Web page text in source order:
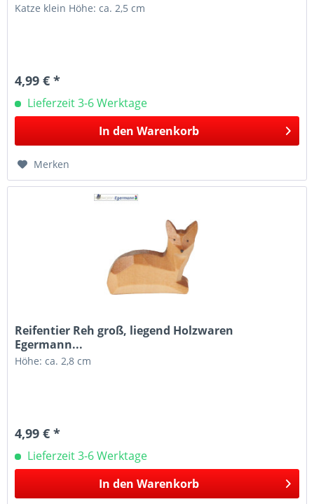
Katze klein Höhe: ca. 2,5 cm
4,99 € *
Lieferzeit 3-6 Werktage
In den Warenkorb
Merken
Reifentier Reh groß, liegend Holzwaren
Egermann...
Höhe: ca. 2,8 cm
4,99 € *
Lieferzeit 3-6 Werktage
In den Warenkorb